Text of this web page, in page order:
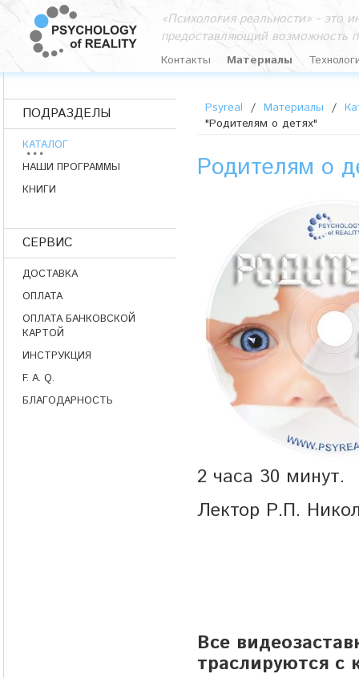
«Психология реальности» - это
предоставляющий возможность
Контакты Материалы
ПОДРАЗДЕЛЫ
КАТАЛОГ
НАШИ ПРОГРАММЫ
КНИГИ
СЕРВИС
ДОСТАВКА
ОПЛАТА
ОПЛАТА БАНКОВСКОЙ
КАРТОЙ
ИНСТРУКЦИЯ
F. A. Q.
БЛАГОДАРНОСТЬ
Psyreal / Материалы /
"Родителям о детях"
Родителям о
2 часа 30 минут.
Лектор Р.П.
Все
траслируются с